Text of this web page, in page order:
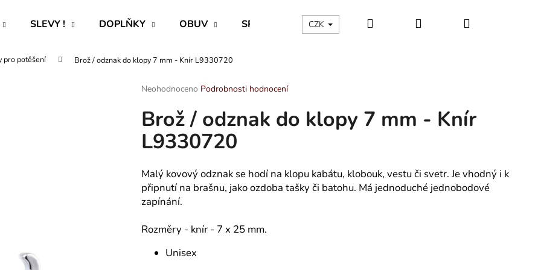
SLEVY ! DOPLŇKY OBUV SPECIÁLNÍ KATEGORIE Kontakty - máte nějaký dotaz?
CZK Hledat PřihlášeníNákupní
pro potěšení Brož / odznak do klopy 7 mm - Knír L9330720
Průměrné
produktu
je
0,0
z
hvězdiček.
Neohodnoceno Podrobnosti hodnocení
Brož / odznak do klopy 7 mm - Knír
L9330720
Malý kovový odznak se hodí na klopu kabátu, klobouk, vestu či svetr. Je vhodný i k
připnutí na brašnu, jako ozdoba tašky či batohu. Má jednoduché jednobodové
zapínání.
Rozměry - knír - 7 x 25 mm.
Unisex
Co potřebujete najít?
HLEDAT
ROVNÝ TEPLÁKOVÝ KABÁT -